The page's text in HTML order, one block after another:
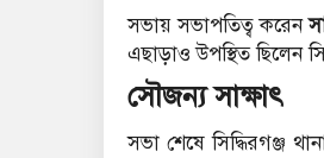
সভায় সভাপতিত্ব করেন
এছাড়াও উপস্থিত ছিলেন
সৌজন্য সাক্ষাৎ
সভা শেষে সিদ্ধিরগঞ্জ